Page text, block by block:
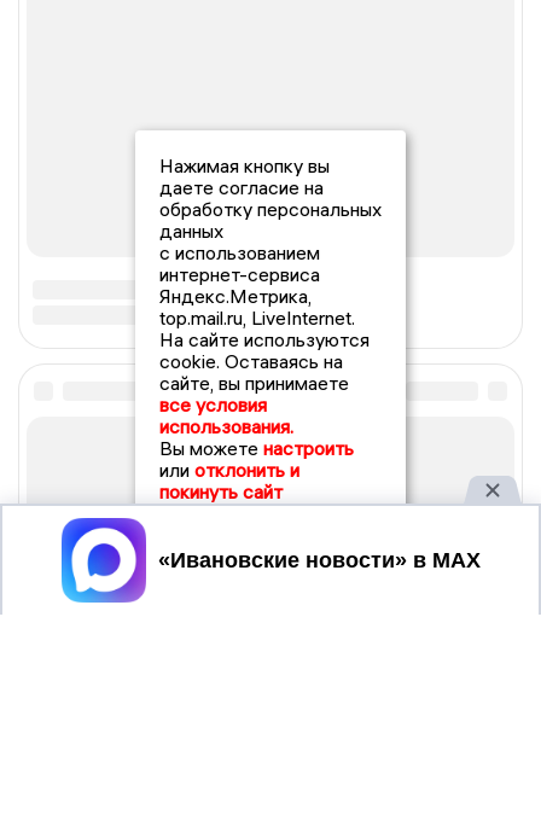
Нажимая кнопку вы
даете согласие на
обработку персональных
данных
с использованием
интернет-сервиса
Яндекс.Метрика,
top.mail.ru, LiveInternet.
На сайте используются
cookie. Оставаясь на
сайте, вы принимаете
все условия
использования.
Вы можете настроить
или отклонить и
покинуть сайт
Принять